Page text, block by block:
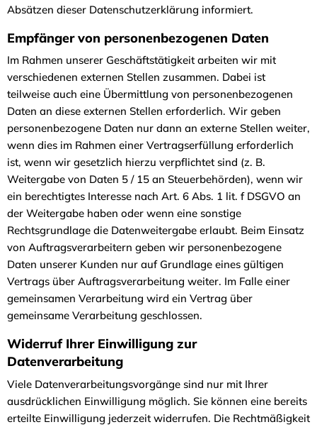
Absätzen dieser Datenschutzerklärung informiert.
Empfänger von personenbezogenen Daten
Im Rahmen unserer Geschäftstätigkeit arbeiten wir mit
verschiedenen externen Stellen zusammen. Dabei ist
teilweise auch eine Übermittlung von personenbezogenen
Daten an diese externen Stellen erforderlich. Wir geben
personenbezogene Daten nur dann an externe Stellen weiter,
wenn dies im Rahmen einer Vertragserfüllung erforderlich
ist, wenn wir gesetzlich hierzu verpflichtet sind (z. B.
Weitergabe von Daten 5 / 15 an Steuerbehörden), wenn wir
ein berechtigtes Interesse nach Art. 6 Abs. 1 lit. f DSGVO an
der Weitergabe haben oder wenn eine sonstige
Rechtsgrundlage die Datenweitergabe erlaubt. Beim Einsatz
von Auftragsverarbeitern geben wir personenbezogene
Daten unserer Kunden nur auf Grundlage eines gültigen
Vertrags über Auftragsverarbeitung weiter. Im Falle einer
gemeinsamen Verarbeitung wird ein Vertrag über
gemeinsame Verarbeitung geschlossen.
Widerruf Ihrer Einwilligung zur
Datenverarbeitung
Viele Datenverarbeitungsvorgänge sind nur mit Ihrer
ausdrücklichen Einwilligung möglich. Sie können eine bereits
erteilte Einwilligung jederzeit widerrufen. Die Rechtmäßigkeit